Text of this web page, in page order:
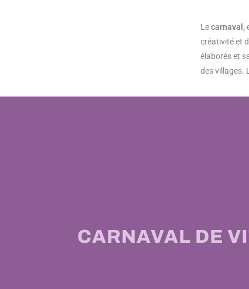
Lecarnaval,
créativité et
élaborés et
des villages.
CARNAVAL DE